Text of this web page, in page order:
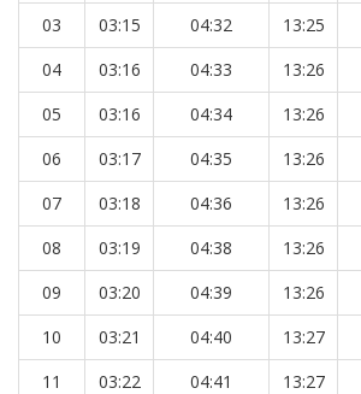
03
03:15 04:32 13:25
04
03:16 04:33 13:26
05
03:16 04:34 13:26
06
03:17 04:35 13:26
07
03:18 04:36 13:26
08
03:19 04:38 13:26
09
03:20 04:39 13:26
10
03:21 04:40 13:27
11
03:22 04:41 13:27